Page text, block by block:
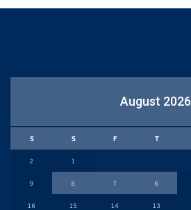
August 2026
T
F
S
S
1
2
6
7
8
9
13
14
15
16